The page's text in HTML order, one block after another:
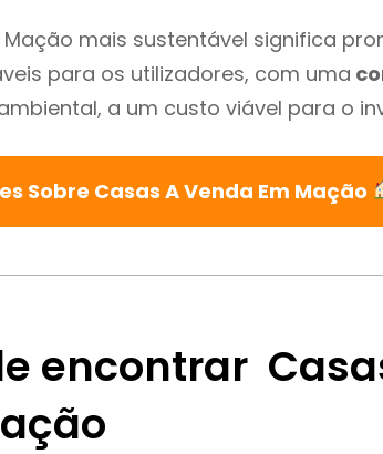
mais sustentável significa
para os utilizadores, com uma
a um custo viável para o
Sobre Casas A Venda Em Mação
encontrar